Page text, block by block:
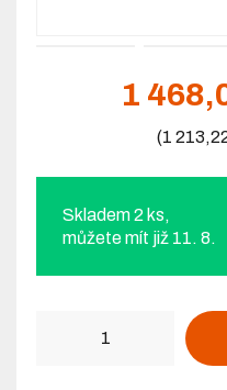
1
(1
Skladem 2 ks,
můžete mít již 11. 8.